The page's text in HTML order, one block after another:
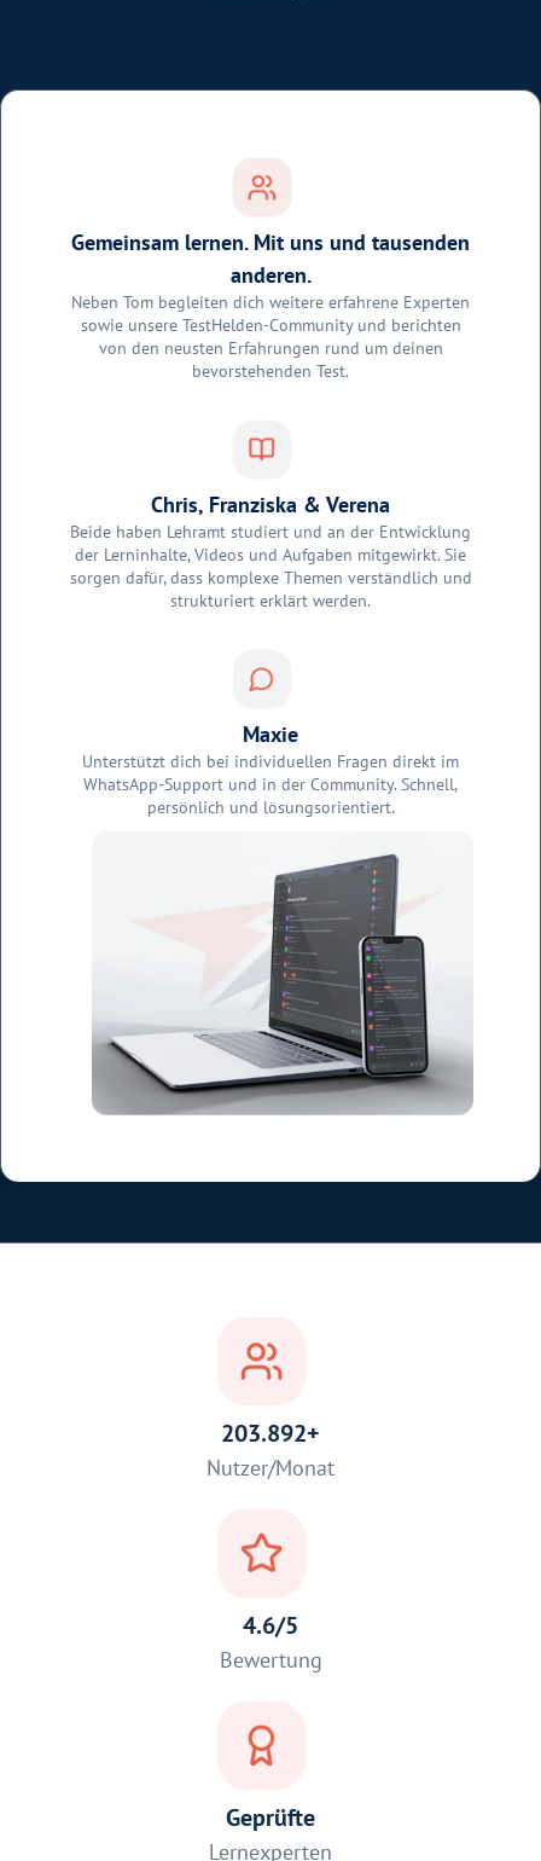
Gemeinsam lernen. Mit uns und tausenden
anderen.
Neben Tom begleiten dich weitere erfahrene Experten
sowie unsere TestHelden-Community und berichten
von den neusten Erfahrungen rund um deinen
bevorstehenden Test.
Chris, Franziska & Verena
Beide haben Lehramt studiert und an der Entwicklung
der Lerninhalte, Videos und Aufgaben mitgewirkt. Sie
sorgen dafür, dass komplexe Themen verständlich und
strukturiert erklärt werden.
Maxie
Unterstützt dich bei individuellen Fragen direkt im
WhatsApp-Support und in der Community. Schnell,
persönlich und lösungsorientiert.
203.892+
Nutzer/Monat
4.6/5
Bewertung
Geprüfte
Lernexperten